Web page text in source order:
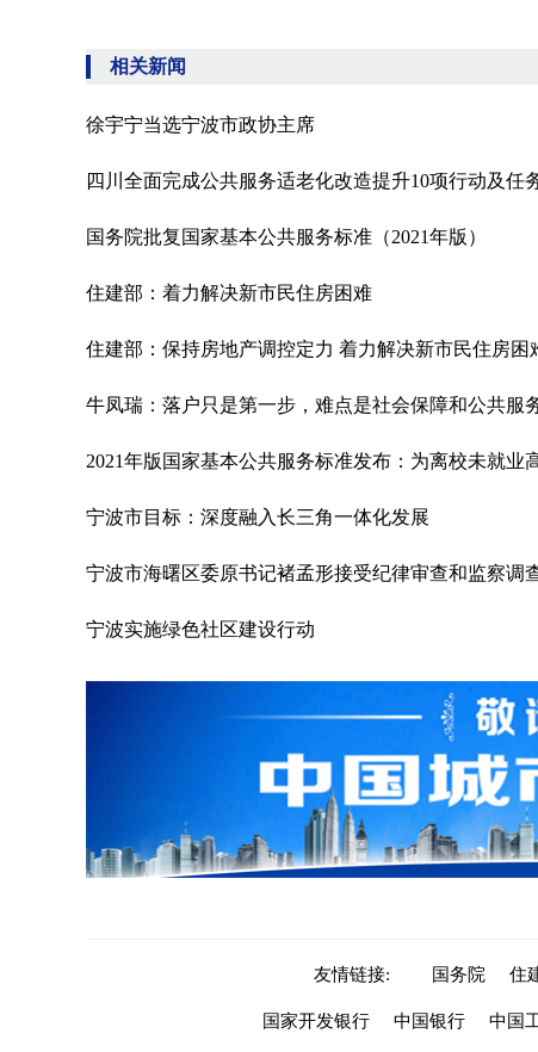
相关新闻
徐宇宁当选宁波市政协主席
四川全面完成公共服务适老化改造提升10项行动及任
国务院批复国家基本公共服务标准（2021年版）
住建部：着力解决新市民住房困难
住建部：保持房地产调控定力 着力解决新市民住房困
牛凤瑞：落户只是第一步，难点是社会保障和公共服
2021年版国家基本公共服务标准发布：为离校未就业
宁波市目标：深度融入长三角一体化发展
宁波市海曙区委原书记褚孟形接受纪律审查和监察调
宁波实施绿色社区建设行动
友情链接: 国务院 住
国家开发银行 中国银行 中国